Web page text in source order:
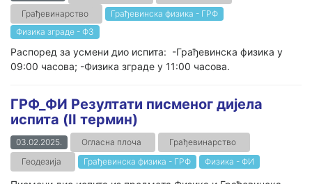
Грађевинарство
Грађевинска физика - ГРФ
Физика зграде - ФЗ
Распоред за усмени дио испита: -Грађевинска физика у
09:00 часова; -Физика зграде у 11:00 часова.
ГРФ_ФИ Резултати писменог дијела
испита (II термин)
03.02.2025. Огласна плоча
Грађевинарство
Геодезија
Грађевинска физика - ГРФ Физика - ФИ